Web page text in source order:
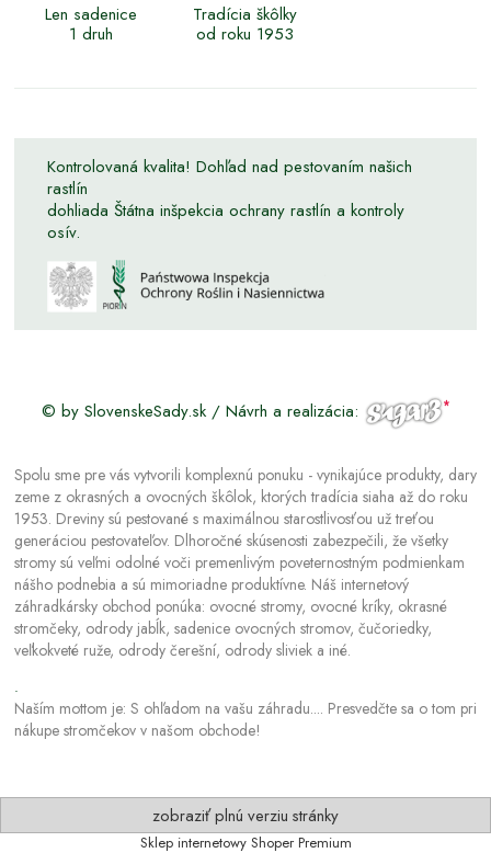
Len sadenice
1 druh
Tradícia škôlky
od roku 1953
Kontrolovaná kvalita! Dohľad nad pestovaním našich
rastlín
dohliada Štátna inšpekcia ochrany rastlín a kontroly
osív.
© by SlovenskeSady.sk / Návrh a realizácia:
Spolu sme pre vás vytvorili komplexnú ponuku - vynikajúce produkty, dary
zeme z okrasných a ovocných škôlok, ktorých tradícia siaha až do roku
1953. Dreviny sú pestované s maximálnou starostlivosťou už treťou
generáciou pestovateľov. Dlhoročné skúsenosti zabezpečili, že všetky
stromy sú veľmi odolné voči premenlivým poveternostným podmienkam
nášho podnebia a sú mimoriadne produktívne. Náš internetový
záhradkársky obchod ponúka: ovocné stromy, ovocné kríky, okrasné
stromčeky, odrody jabĺk, sadenice ovocných stromov, čučoriedky,
veľkokveté ruže, odrody čerešní, odrody sliviek a iné.
.
Naším mottom je: S ohľadom na vašu záhradu.... Presvedčte sa o tom pri
nákupe stromčekov v našom obchode!
zobraziť plnú verziu stránky
Sklep internetowy Shoper Premium